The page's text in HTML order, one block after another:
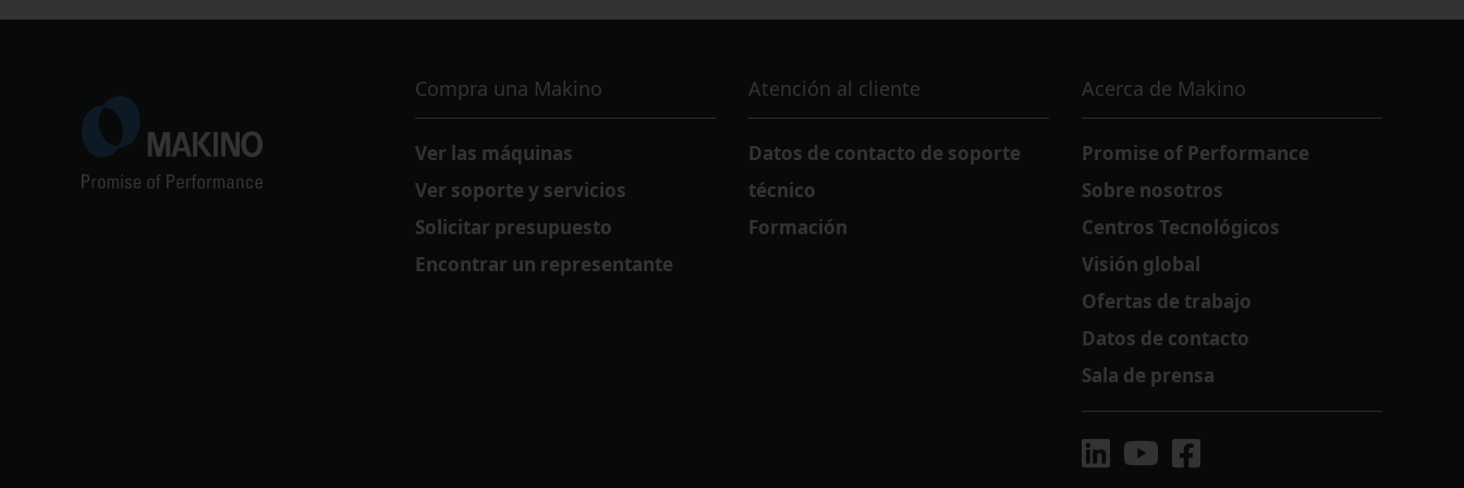
Compra una Makino
Ver las máquinas
Ver soporte y servicios
Solicitar presupuesto
Encontrar un representante
Atención al cliente
Datos de contacto de soporte
técnico
Formación
Acerca de Makino
Promise of Performance
Sobre nosotros
Centros Tecnológicos
Visión global
Ofertas de trabajo
Datos de contacto
Sala de prensa